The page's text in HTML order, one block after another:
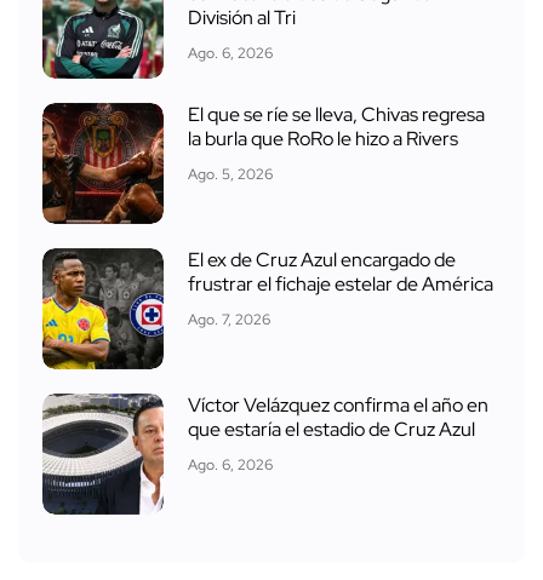
División al Tri
Ago. 6, 2026
El que se ríe se lleva, Chivas regresa
la burla que RoRo le hizo a Rivers
Ago. 5, 2026
El ex de Cruz Azul encargado de
frustrar el fichaje estelar de América
Ago. 7, 2026
Víctor Velázquez confirma el año en
que estaría el estadio de Cruz Azul
Ago. 6, 2026